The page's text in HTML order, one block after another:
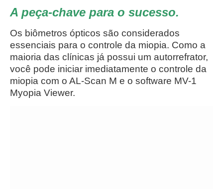
A peça-chave para o sucesso.
Os biômetros ópticos são considerados
essenciais para o controle da miopia. Como a
maioria das clínicas já possui um autorrefrator,
você pode iniciar imediatamente o controle da
miopia com o AL-Scan M e o software MV-1
Myopia Viewer.